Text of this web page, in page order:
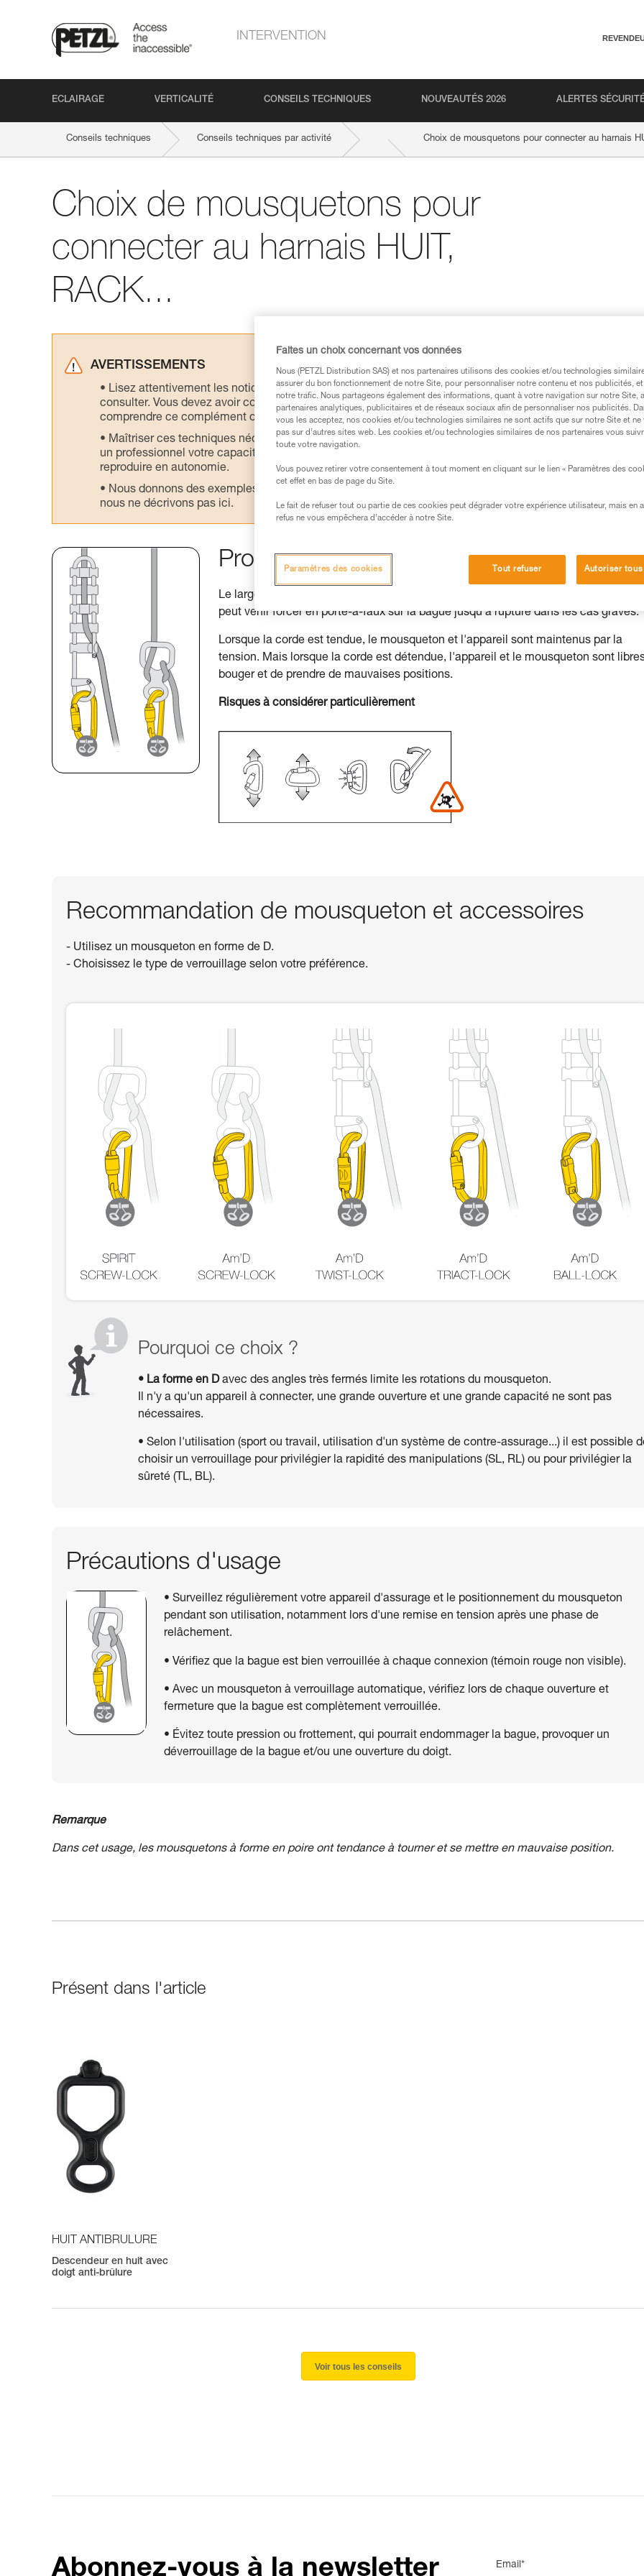
INTERVENTION
ECLAIRAGE VERTICALITÉ CONSEILS TECHNIQUES NOUVEAUTÉS 2026 ALERTES
Conseils techniques Conseils techniques par activité Choix de mousquetons pour connecter au harnais
Choix de mousquetons pour
connecter au harnais HUIT,
RACK...
AVERTISSEMENTS
Lisez attentivement les notices techniques des produits utilisés dans ce conseil avant de le
consulter. Vous devez avoir compris les informations de la notice technique pour pouvoir
comprendre ce complément d’informations.
Maîtriser ces techniques nécessite une formation et un entraînement spécifique. Validez avec
un professionnel votre capacité à refaire la manipulation, seul, en toute sécurité, avant de la
reproduire en autonomie.
Nous donnons des exemples de techniques liées à votre activité. Il peut en exister d’autres que
nous ne décrivons pas ici.
Problématique et risques principaux
Le large trou de connexion permet à l'appareil de circuler autour du mousqueton :
peut venir forcer en porte-à-faux sur la bague jusqu'à rupture dans les cas graves.
Lorsque la corde est tendue, le mousqueton et l'appareil sont maintenus par la
tension. Mais lorsque la corde est détendue, l'appareil et le mousqueton sont
bouger et de prendre de mauvaises positions.
Risques à considérer particulièrement
Recommandation de mousqueton et accessoires
- Utilisez un mousqueton en forme de D.
- Choisissez le type de verrouillage selon votre préférence.
Pourquoi ce choix ?
• La forme en Davec des angles très fermés limite les rotations du mousqueton.
Il n'y a qu'un appareil à connecter, une grande ouverture et une grande capacité ne sont pas
nécessaires.
• Selon l'utilisation (sport ou travail, utilisation d'un système de contre-assurage...) il est possible
choisir un verrouillage pour privilégier la rapidité des manipulations (SL, RL) ou pour privilégier la
sûreté (TL, BL).
Précautions d'usage
• Surveillez régulièrement votre appareil d'assurage et le positionnement du mousqueton
pendant son utilisation, notamment lors d'une remise en tension après une phase de
relâchement.
• Vérifiez que la bague est bien verrouillée à chaque connexion (témoin rouge non visible).
• Avec un mousqueton à verrouillage automatique, vérifiez lors de chaque ouverture et
fermeture que la bague est complètement verrouillée.
• Évitez toute pression ou frottement, qui pourrait endommager la bague, provoquer un
déverrouillage de la bague et/ou une ouverture du doigt.
Remarque
Dans cet usage, les mousquetons à forme en poire ont tendance à tourner et se mettre en mauvaise position.
Présent dans l'article
HUIT ANTIBRULURE
Descendeur en huit avec
doigt anti-brûlure
Voir tous les conseils
Abonnez-vous à la newsletter Email*
Faites un choix concernant vos données
Nous (PETZL Distribution SAS) et nos partenaires utilisons des cookies et/ou technologies
assurer du bon fonctionnement de notre Site, pour personnaliser notre contenu et nos publicités,
notre trafic. Nous partageons également des informations, quant à votre navigation sur notre Site,
partenaires analytiques, publicitaires et de réseaux sociaux afin de personnaliser nos publicités.
vous les acceptez, nos cookies et/ou technologies similaires ne sont actifs que sur notre Site et ne
pas sur d’autres sites web. Les cookies et/ou technologies similaires de nos partenaires vous
toute votre navigation.
Vous pouvez retirer votre consentement à tout moment en cliquant sur le lien « Paramètres des
cet effet en bas de page du Site.
Le fait de refuser tout ou partie de ces cookies peut dégrader votre expérience utilisateur, mais en
refus ne vous empêchera d’accéder à notre Site.
Tout refuser Autoriser
Paramètres des cookies